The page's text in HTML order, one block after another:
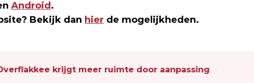
Android .
Bekijk dan hier de mogelijkheden.
krijgt meer ruimte door aanpassing